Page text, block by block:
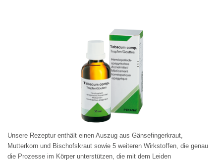
Unsere Rezeptur enthält einen Auszug aus Gänsefingerkraut,
Mutterkorn und Bischofskraut sowie 5 weiteren Wirkstoffen, die genau
die Prozesse im Körper unterstützen, die mit dem Leiden